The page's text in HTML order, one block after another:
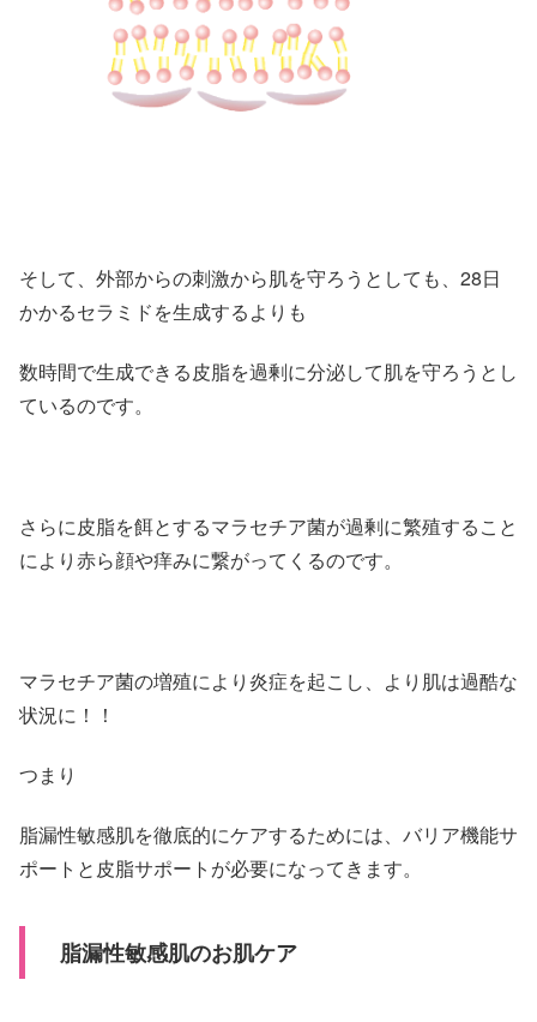
そして、外部からの刺激から肌を守ろうとしても、28日
かかるセラミドを生成するよりも
数時間で生成できる皮脂を過剰に分泌して肌を守ろうとし
ているのです。
さらに皮脂を餌とするマラセチア菌が過剰に繁殖すること
により赤ら顔や痒みに繋がってくるのです。
マラセチア菌の増殖により炎症を起こし、より肌は過酷な
状況に！！
つまり
脂漏性敏感肌を徹底的にケアするためには、バリア機能サ
ポートと皮脂サポートが必要になってきます。
脂漏性敏感肌のお肌ケア